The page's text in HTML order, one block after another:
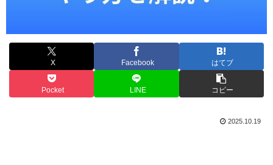
X Facebook はてブ
Pocket LINE コピー
2025.10.19